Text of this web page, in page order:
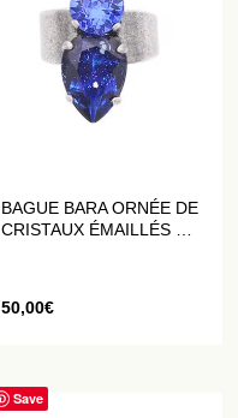
BAGUE BARA ORNÉE DE
CRISTAUX ÉMAILLÉS ET
50,00€
Save